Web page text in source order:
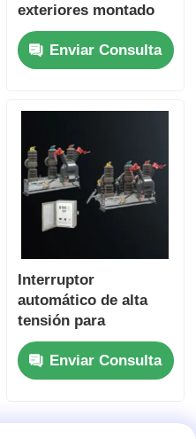
exteriores montado
en poste para redes
de distribución de 12
kV
Enviar Consulta
Interruptor
automático de alta
tensión para
exteriores,
interruptor de vacío
de imán permanente
Enviar Consulta